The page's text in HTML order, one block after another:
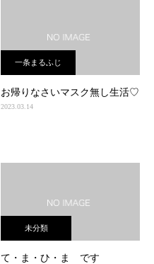
一条まるふじ
お帰りなさいマスク無し生活♡
2023.03.14
未分類
て・ま・ひ・ま です